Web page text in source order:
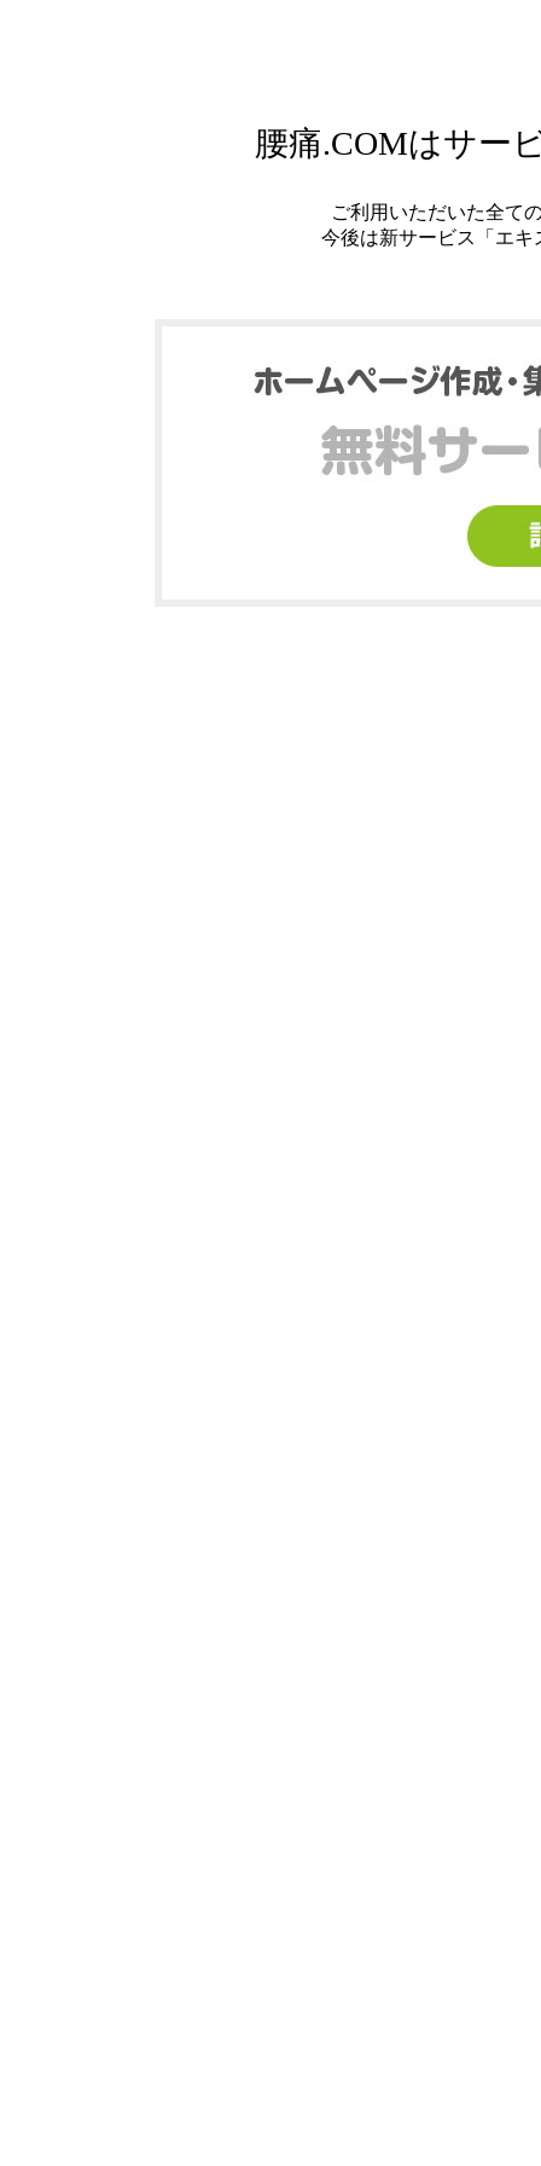
腰痛.COMはサー
ご利用いただいた全て
今後は新サービス「エ